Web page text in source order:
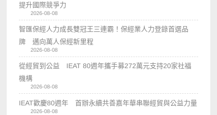
提升國際競爭力
2026-08-08
智匯保經人力成長雙冠王三連霸！保經業人力登錄首選品
牌 邁向萬人保經新里程
2026-08-08
從經貿到公益 IEAT 80週年攜手募272萬元支持20家社福
機構
2026-08-08
IEAT歡慶80週年 首辦永續共善嘉年華串聯經貿與公益力量
2026-08-08